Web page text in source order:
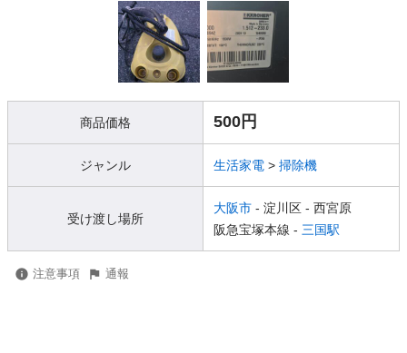
商品価格 500円
ジャンル 生活家電 > 掃除機
受け渡し場所
大阪市 - 淀川区 - 西宮原
阪急宝塚本線 - 三国駅
注意事項 通報